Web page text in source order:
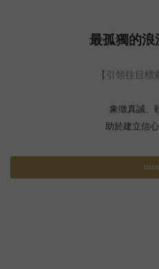
最孤獨的浪
【引領往目標
象徵真誠、
助於建立信